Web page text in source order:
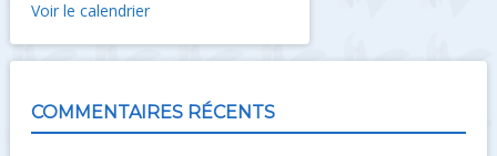
Voir le calendrier
COMMENTAIRES RÉCENTS